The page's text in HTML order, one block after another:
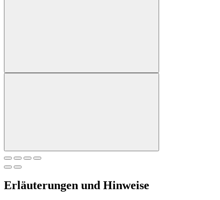
Erläuterungen und Hinweise